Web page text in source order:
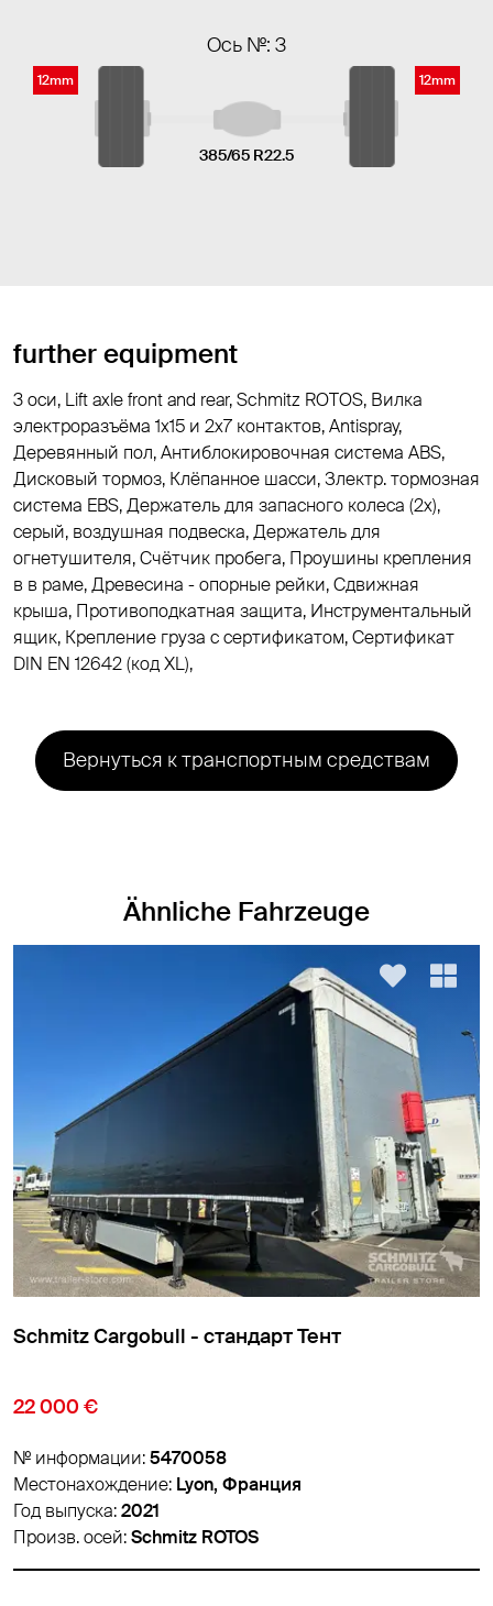
Ось №: 3
12mm
385/65 R22.5
12mm
further equipment
3 оси, Lift axle front and rear, Schmitz ROTOS, Вилка
электроразъёма 1х15 и 2x7 контактов, Antispray,
Деревянный пол, Антиблокировочная система ABS,
Дисковый тормоз, Клёпанное шасси, Злектр. тормозная
система EBS, Держатель для запасного колеса (2x),
серый, воздушная подвеска, Держатель для
огнетушителя, Cчётчик пробега, Проушины крепления
в в раме, Древесина - опорные рейки, Сдвижная
крыша, Противоподкатная защита, Инструментальный
ящик, Крепление груза с сертификатом, Cертификат
DIN EN 12642 (код XL),
Вернуться к транспортным средствам
Ähnliche Fahrzeuge
Schmitz Cargobull - стандарт Тент
9 850 €
№ информации:5474007
Местонахождение:Lyon, Франция
Год выпуска:2016
Произв. осей:Schmitz ROTOS